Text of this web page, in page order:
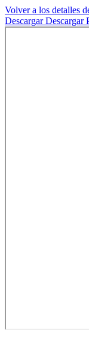
Volver a los detalles
DescargarDescargar